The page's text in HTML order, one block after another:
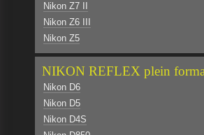
Nikon Z7 II
Nikon Z6 III
Nikon Z5
NIKON REFLEX plein
Nikon D6
Nikon D5
Nikon D4S